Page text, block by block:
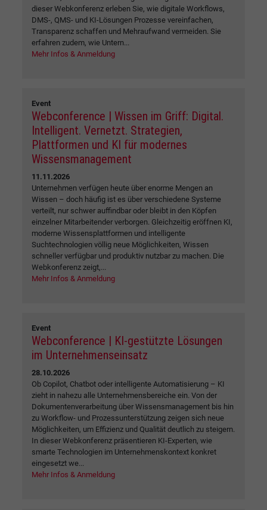
dieser Webkonferenz erleben Sie, wie digitale Workflows,
DMS-, QMS- und KI-Lösungen Prozesse vereinfachen,
Transparenz schaffen und Mehraufwand vermeiden. Sie
erfahren zudem, wie Untern...
Mehr Infos & Anmeldung
Event
Webconference | Wissen im Griff: Digital.
Intelligent. Vernetzt. Strategien,
Plattformen und KI für modernes
Wissensmanagement
11.11.2026
Unternehmen verfügen heute über enorme Mengen an
Wissen – doch häufig ist es über verschiedene Systeme
verteilt, nur schwer auffindbar oder bleibt in den Köpfen
einzelner Mitarbeitender verborgen. Gleichzeitig eröffnen KI,
moderne Wissensplattformen und intelligente
Suchtechnologien völlig neue Möglichkeiten, Wissen
schneller verfügbar und produktiv nutzbar zu machen. Die
Webkonferenz zeigt,...
Mehr Infos & Anmeldung
Event
Webconference | KI-gestützte Lösungen
im Unternehmenseinsatz
28.10.2026
Ob Copilot, Chatbot oder intelligente Automatisierung – KI
zieht in nahezu alle Unternehmensbereiche ein. Von der
Dokumentenverarbeitung über Wissensmanagement bis hin
zu Workflow- und Prozessunterstützung zeigen sich neue
Möglichkeiten, um Effizienz und Qualität deutlich zu steigern.
In dieser Webkonferenz präsentieren KI-Experten, wie
smarte Technologien im Unternehmenskontext konkret
eingesetzt we...
Mehr Infos & Anmeldung